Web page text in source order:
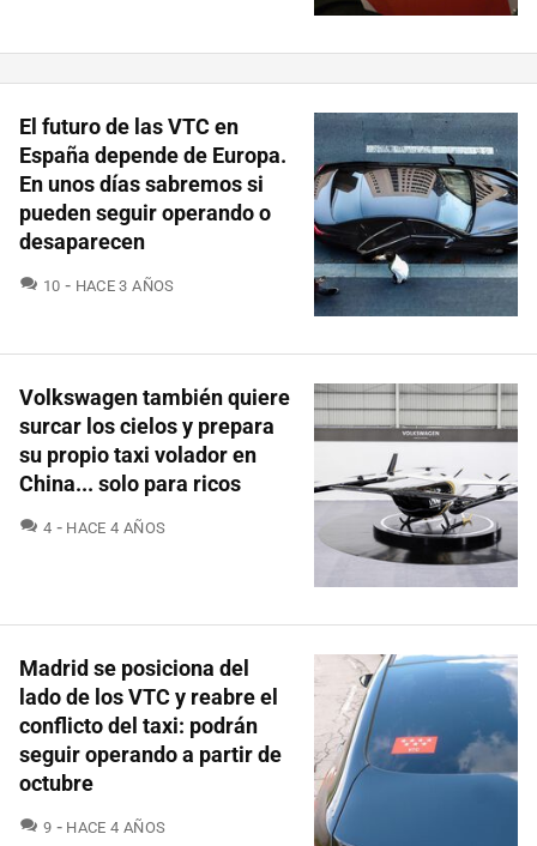
El futuro de las VTC en
España depende de Europa.
En unos días sabremos si
pueden seguir operando o
desaparecen
10 COMENTARIOS
HACE 3 AÑOS
Volkswagen también quiere
surcar los cielos y prepara
su propio taxi volador en
China... solo para ricos
4 COMENTARIOS
HACE 4 AÑOS
Madrid se posiciona del
lado de los VTC y reabre el
conflicto del taxi: podrán
seguir operando a partir de
octubre
9 COMENTARIOS
HACE 4 AÑOS